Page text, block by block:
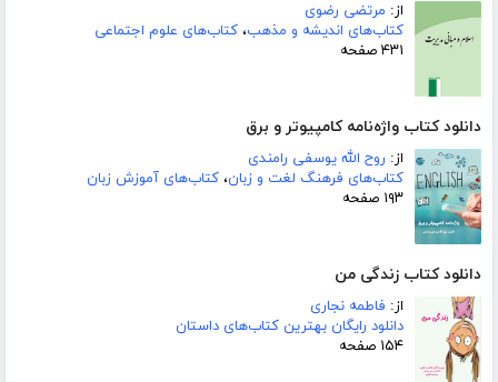
از: مرتضی رضوی
کتاب‌های اندیشه و مذهب، کتاب‌های علوم اجتماعی
۴۳۱ صفحه
دانلود کتاب واژه‌نامه کامپیوتر و برق
از: روح الله یوسفی رامندی
کتاب‌های فرهنگ لغت و زبان، کتاب‌های آموزش زبان
۱۹۳ صفحه
دانلود کتاب زندگی من
از: فاطمه نجاری
دانلود رایگان بهترین کتاب‌های داستان
۱۵۴ صفحه